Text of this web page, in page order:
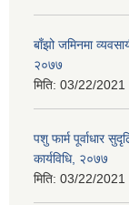
बाँझो जमिनमा
२०७७
मिति: 03/22/2021
पशु फार्म पूर्वाधार
कार्यविधि, २०७७
मिति: 03/22/2021